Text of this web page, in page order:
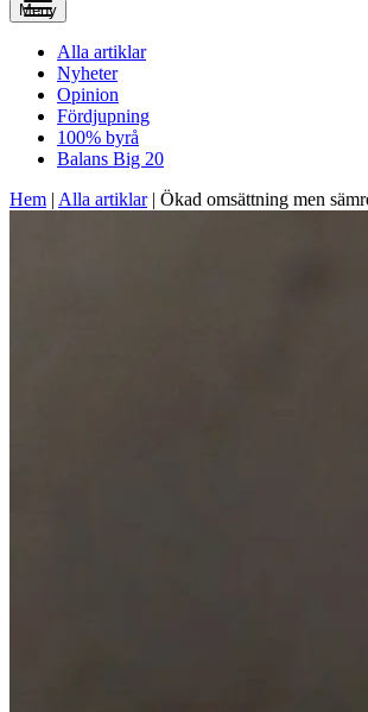
Meny
Alla artiklar
Nyheter
Opinion
Fördjupning
100% byrå
Balans Big 20
Hem | Alla artiklar| Ökad omsättning men